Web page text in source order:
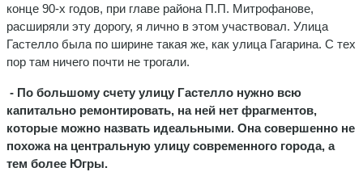
конце 90-х годов, при главе района П.П. Митрофанове,
расширяли эту дорогу, я лично в этом участвовал. Улица
Гастелло была по ширине такая же, как улица Гагарина. С тех
пор там ничего почти не трогали.
- По большому счету улицу Гастелло нужно всю
капитально ремонтировать, на ней нет фрагментов,
которые можно назвать идеальными. Она совершенно не
похожа на центральную улицу современного города, а
тем более Югры.